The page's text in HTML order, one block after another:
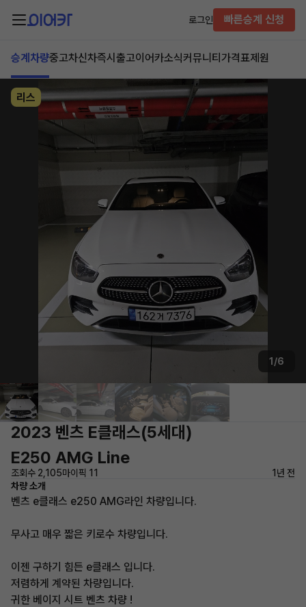
로그인 빠른승계 신청
승계차량중고차신차즉시출고이어카소식커뮤니티 가격표제원
리스
1/6
2023 벤츠 E클래스(5세대)
E250 AMG Line
조회수 2,105마이픽 11
1년 전
차량 소개
벤츠 e클래스 e250 AMG라인 차량입니다.
무사고 매우 짧은 키로수 차량입니다.
이젠 구하기 힘든 e클래스 입니다.
저렴하게 계약된 차량입니다.
귀한 베이지 시트 벤츠 차량 !